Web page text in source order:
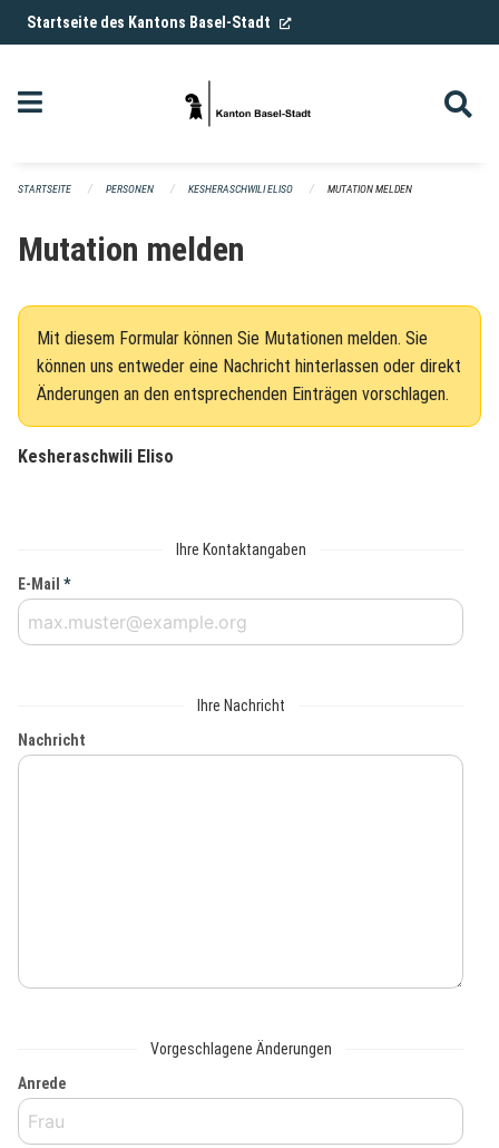
Navigation überspringen
Startseite des Kantons Basel-Stadt (External Link)
STARTSEITE PERSONEN KESHERASCHWILI ELISO MUTATION MELDEN
Mutation melden
Mit diesem Formular können Sie Mutationen melden. Sie
können uns entweder eine Nachricht hinterlassen oder direkt
Änderungen an den entsprechenden Einträgen vorschlagen.
Kesheraschwili Eliso
Ihre Kontaktangaben
E-Mail *
Ihre Nachricht
Nachricht
Vorgeschlagene Änderungen
Anrede